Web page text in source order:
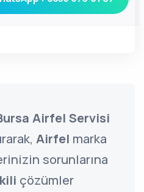
Airfel Servisi
Airfel marka
sorunlarına
çözümler